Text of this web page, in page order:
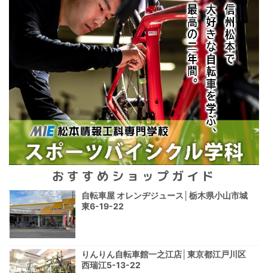
おすすめショップガイド
自転車屋 オレンヂジュース│栃木県小山市城
東6-19-22
りんりん自転車館一之江店│東京都江戸川区
西瑞江5-13-22